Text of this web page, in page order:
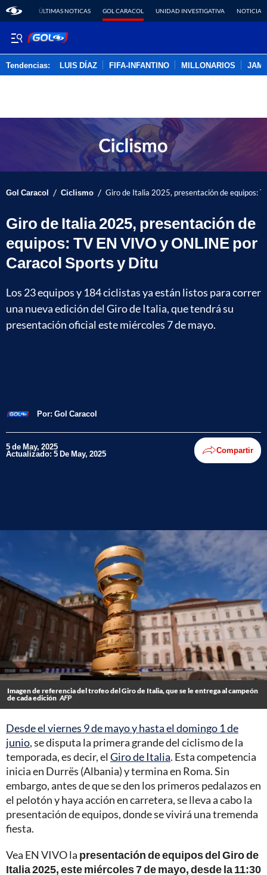
ÚLTIMAS NOTICAS GOL CARACOL UNIDAD INVESTIGATIVA NOTICIAS
Tendencias: LUIS DÍAZ FIFA-INFANTINO MILLONARIOS
Gol Caracol / Ciclismo / Giro de Italia 2025, presentación de equipos:
Giro de Italia 2025, presentación de
equipos: TV EN VIVO y ONLINE por
Caracol Sports y Ditu
Los 23 equipos y 184 ciclistas ya están listos para correr
una nueva edición del Giro de Italia, que tendrá su
presentación oficial este miércoles 7 de mayo.
Por: Gol Caracol
5 de May, 2025
Actualizado: 5 De May, 2025 Compartir
Imagen de referencia del trofeo del Giro de Italia, que se le entrega al campeón
de cada edición AFP
Desde el viernes 9 de mayo y hasta el domingo 1 de
junio, se disputa la primera grande del ciclismo de la
temporada, es decir, el Giro de Italia. Esta competencia
inicia en Durrës (Albania) y termina en Roma. Sin
embargo, antes de que se den los primeros pedalazos en
el pelotón y haya acción en carretera, se lleva a cabo la
presentación de equipos, donde se vivirá una tremenda
fiesta.
Vea EN VIVO la presentación de equipos del Giro de
Italia 2025, este miércoles 7 de mayo, desde la 11:30